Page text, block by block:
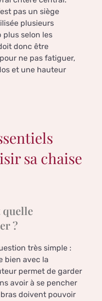
pas un siège
plusieurs
plus selon les
donc être
ne pas fatiguer,
et une hauteur
sa chaise
quelle
?
très simple :
bien avec la
permet de garder
avoir à se pencher
doivent pouvoir